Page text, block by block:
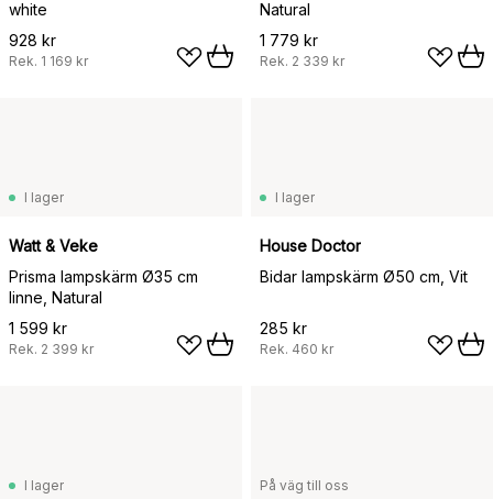
white
928 kr
Rek. 1 169 kr
Natural
1 779 kr
Rek. 2 339 kr
I lager
Watt & Veke
Prisma lampskärm Ø35 cm
linne, Natural
1 599 kr
Rek. 2 399 kr
I lager
House Doctor
Bidar lampskärm Ø50 cm, Vit
285 kr
Rek. 460 kr
I lager På väg till oss